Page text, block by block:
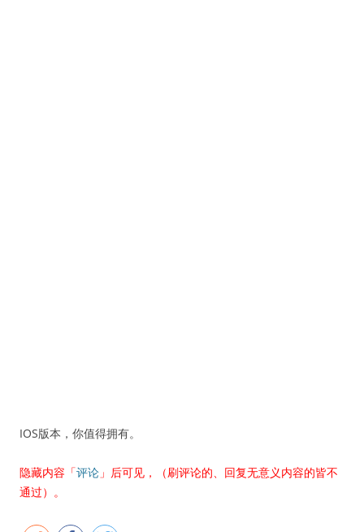
IOS版本，你值得拥有。
隐藏内容「评论 」后可见，（刷评论的、回复无意义内容的皆不
通过）。